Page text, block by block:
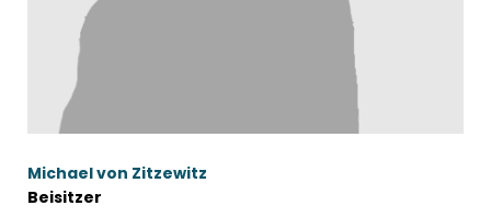
Michael von Zitzewitz
Beisitzer